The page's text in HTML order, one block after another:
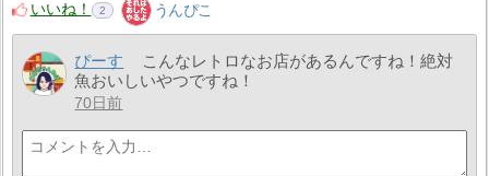
いいね！
2 うんぴこ
ぴーす
こんなレトロなお店があるんですね！絶対
魚おいしいやつですね！
70日前